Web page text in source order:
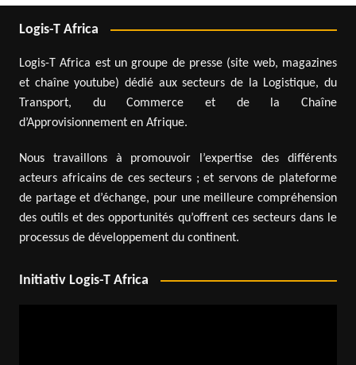
Logis-T Africa
Logis-T Africa est un groupe de presse (site web, magazines
et chaîne youtube) dédié aux secteurs de la Logistique, du
Transport, du Commerce et de la Chaîne
d’Approvisionnement en Afrique.
Nous travaillons à promouvoir l’expertise des différents
acteurs africains de ces secteurs ; et servons de plateforme
de partage et d’échange, pour une meilleure compréhension
des outils et des opportunités qu’offrent ces secteurs dans le
processus de développement du continent.
Initiativ Logis-T Africa